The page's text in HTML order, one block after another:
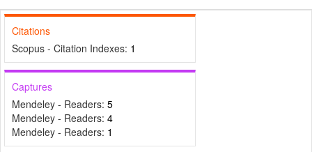
Citations
Scopus - Citation Indexes: 1
Captures
Mendeley - Readers: 5
Mendeley - Readers: 4
Mendeley - Readers: 1